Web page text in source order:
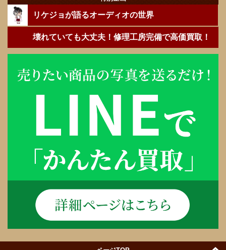
リケジョが語るオーディオの世界
壊れていても大丈夫！修理工房完備で高価買取！